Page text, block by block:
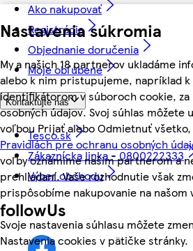
Nastavenia súkromia
My a našich 18 partnerov ukladáme
alebo k nim pristupujeme, napríklad k
identifikátorom v súboroch cookie,
osobných údajov. Svoj súhlas môžete
voľbou Prijať alebo Odmietnuť
Pravidlách pre ochranu osobných
voľby oznámime našim partnerom a
prehliadaní. Vaše rozhodnutie však
prispôsobíme nakupovanie na našom
Svoje nastavenia súhlasu môžete
Nastavenia cookies v pätičke stránky.
Ako nakupovať
Registrácia
Objednanie doručenia
Moje obľúbené
Kontaktujte nás
Tesco.sk
Zákaznícka linka - 0800222333
Výber obchodu
followUs